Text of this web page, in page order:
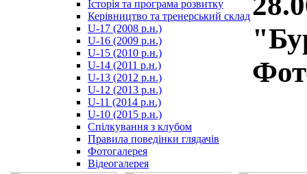
Історія та програма розвитку
Керівництво та тренерський склад
U-17 (2008 р.н.)
U-16 (2009 р.н.)
U-15 (2010 р.н.)
U-14 (2011 р.н.)
U-13 (2012 р.н.)
U-12 (2013 р.н.)
U-11 (2014 р.н.)
U-10 (2015 р.н.)
Спілкування з клубом
Правила поведінки глядачів
Фотогалерея
Відеогалерея